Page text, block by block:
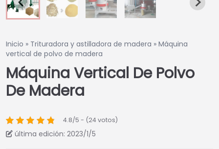
Inicio » Trituradora y astilladora de madera » Máquina
vertical de polvo de madera
Máquina Vertical De Polvo
De Madera
4.8/5 - (24 votos)
última edición: 2023/1/5